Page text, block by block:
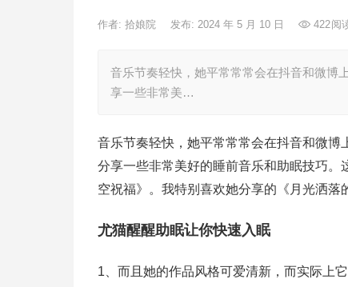
作者: 拾娘院 发布: 2024 年 5 月 10 日 422阅
音乐节奏轻快，她平常常常会在抖音和微博
享一些非常美…
音乐节奏轻快，她平常常常会在抖音和微
分享一些非常美好的睡前音乐和助眠技巧
空祝福》。我特别喜欢她分享的《月光洒落
尤猫醒醒助眠让你快速入眠
1、而且她的作品风格可爱清新，而实际上